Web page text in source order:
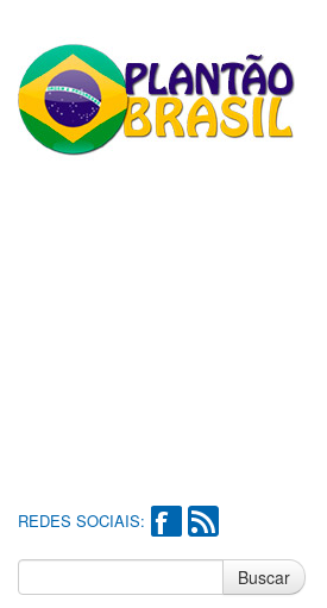
REDES SOCIAIS:
Buscar